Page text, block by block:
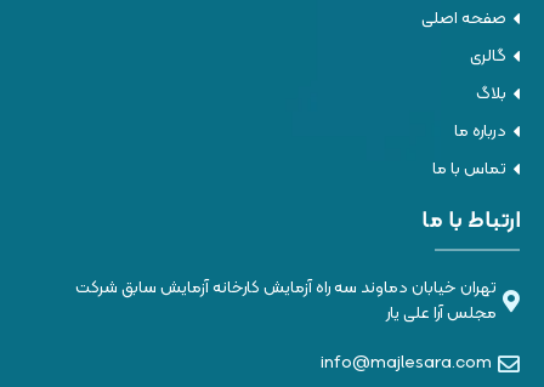
صفحه اصلی
گالری
بلاگ
درباره ما
تماس با ما
ارتباط با ما
تهران خیابان دماوند سه راه آزمایش کارخانه آزمایش سابق شرکت
مجلس آرا علی یار
info@majlesara.com